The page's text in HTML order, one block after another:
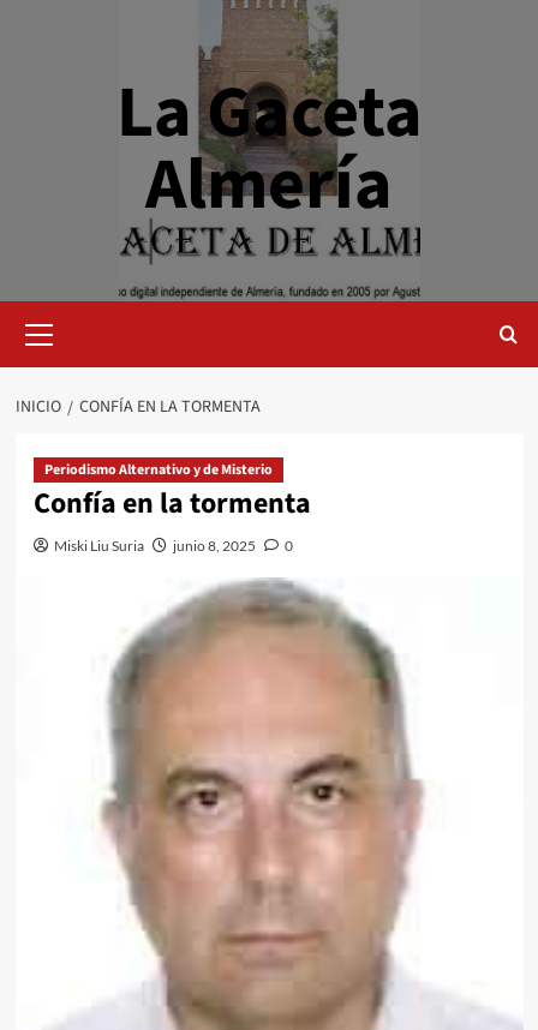
La Gaceta
Almería
primario
INICIO CONFÍA EN LA TORMENTA
Periodismo Alternativo y de Misterio
Confía en la tormenta
Miski Liu Suria junio 8, 2025 0